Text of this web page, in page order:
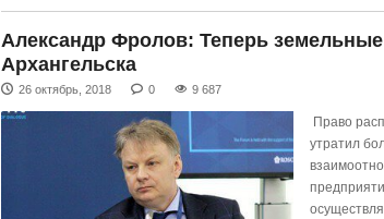
Александр Фролов: Теперь
Архангельска
26 октябрь, 2018 0 9 687
Право
утратил